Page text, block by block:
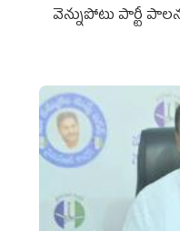
వెన్నుపోటు పార్టీ